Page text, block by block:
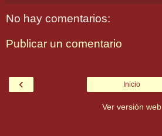
No hay comentarios:
Publicar un comentario
‹ Inicio
Ver versión web